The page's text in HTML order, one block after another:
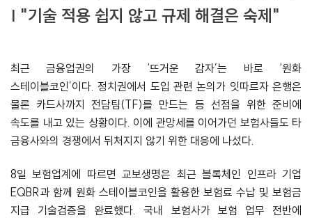
| "기술 적용 쉽지 않고 규제 해결은 숙제"
최근 금융업권의 가장 ‘뜨거운 감자’는 바로 ‘원화
스테이블코인’이다. 정치권에서 도입 관련 논의가 잇따르자 은행은
물론 카드사까지 전담팀(TF)를 만드는 등 선점을 위한 준비에
속도를 내고 있는 상황이다. 이에 관망세를 이어가던 보험사들도 타
금융사와의 경쟁에서 뒤처지지 않기 위한 대응에 나섰다.
8일 보험업계에 따르면 교보생명은 최근 블록체인 인프라 기업
EQBR과 함께 원화 스테이블코인을 활용한 보험료 수납 및 보험금
지급 기술검증을 완료했다. 국내 보험사가 보험 업무 전반에